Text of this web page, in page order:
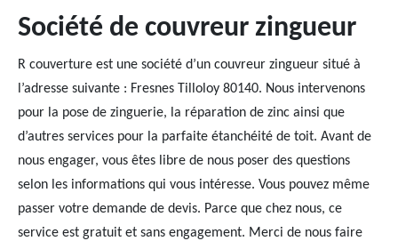
Société de couvreur zingueur
R couverture est une société d’un couvreur zingueur situé à
l’adresse suivante : Fresnes Tilloloy 80140. Nous intervenons
pour la pose de zinguerie, la réparation de zinc ainsi que
d’autres services pour la parfaite étanchéité de toit. Avant de
nous engager, vous êtes libre de nous poser des questions
selon les informations qui vous intéresse. Vous pouvez même
passer votre demande de devis. Parce que chez nous, ce
service est gratuit et sans engagement. Merci de nous faire